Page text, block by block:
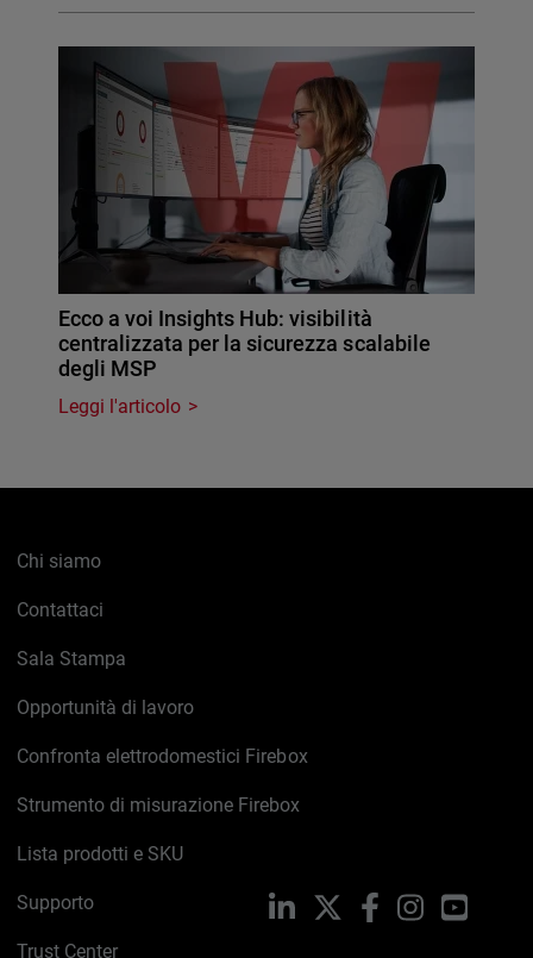
Ecco a voi Insights Hub: visibilità
centralizzata per la sicurezza scalabile
degli MSP
Leggi l'articolo
Chi siamo
Contattaci
Sala Stampa
Opportunità di lavoro
Confronta elettrodomestici Firebox
Strumento di misurazione Firebox
Lista prodotti e SKU
Supporto
Trust Center
LinkedIn FacebookInstagram